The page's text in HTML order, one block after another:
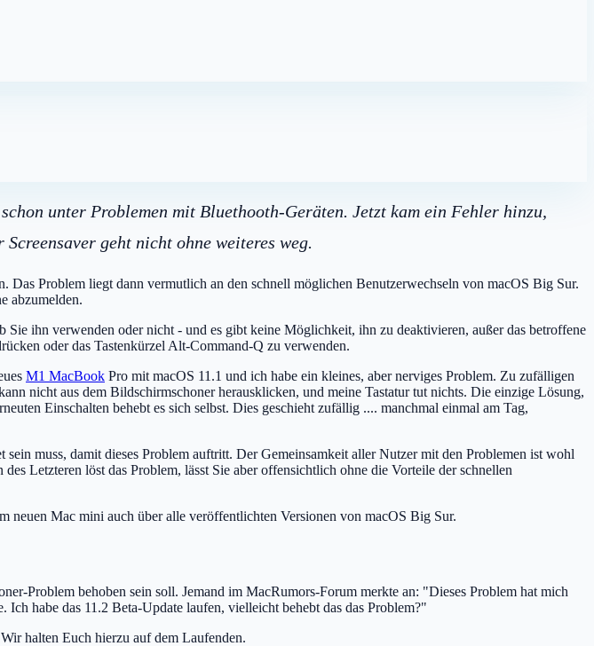
unter Problemen mit Bluethooth-Geräten. Jetzt kam ein Fehler hinzu,
geht nicht ohne weiteres weg.
Problem liegt dann vermutlich an den schnell möglichen Benutzerwechseln von macOS Big Sur.
abzumelden.
ihn verwenden oder nicht - und es gibt keine Möglichkeit, ihn zu deaktivieren, außer das betroffene
oder das Tastenkürzel Alt-Command-Q zu verwenden.
M1 MacBook Pro mit macOS 11.1 und ich habe ein kleines, aber nerviges Problem. Zu zufälligen
nicht aus dem Bildschirmschoner herausklicken, und meine Tastatur tut nichts. Die einzige Lösung,
Einschalten behebt es sich selbst. Dies geschieht zufällig .... manchmal einmal am Tag,
muss, damit dieses Problem auftritt. Der Gemeinsamkeit aller Nutzer mit den Problemen ist wohl
Letzteren löst das Problem, lässt Sie aber offensichtlich ohne die Vorteile der schnellen
Mac mini auch über alle veröffentlichten Versionen von macOS Big Sur.
Problem behoben sein soll. Jemand im MacRumors-Forum merkte an: "Dieses Problem hat mich
Ich habe das 11.2 Beta-Update laufen, vielleicht behebt das das Problem?"
halten Euch hierzu auf dem Laufenden.